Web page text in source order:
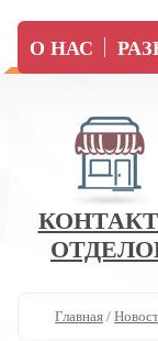
О НАС
Главная /